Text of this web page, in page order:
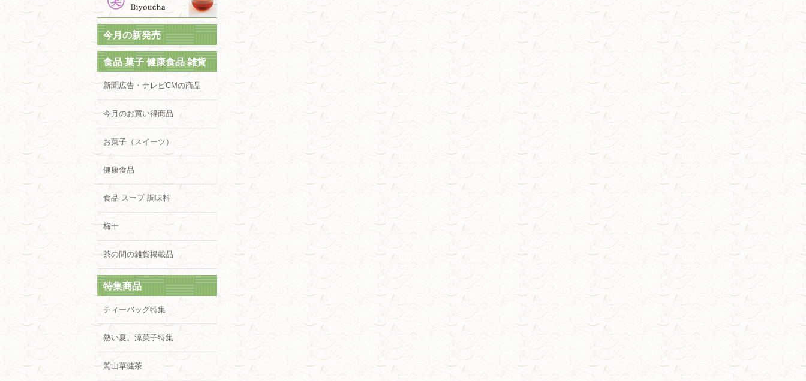
今月の新発売
食品 菓子 健康食品 雑貨
新聞広告・テレビCMの商品
今月のお買い得商品
お菓子（スイーツ）
健康食品
食品 スープ 調味料
梅干
茶の間の雑貨掲載品
特集商品
ティーバッグ特集
熱い夏。涼菓子特集
鷲山草健茶